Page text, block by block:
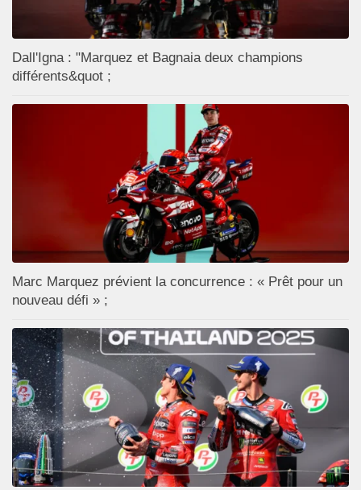
Dall'Igna : "Marquez et Bagnaia deux champions
différents&quot ;
Marc Marquez prévient la concurrence : « Prêt pour un
nouveau défi » ;